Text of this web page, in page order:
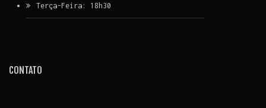
Terça-Feira: 18h30
CONTATO